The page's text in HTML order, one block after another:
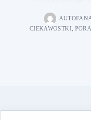
CIEKAWOSTKI,